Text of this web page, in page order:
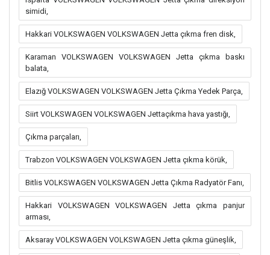
simidi,
Hakkari VOLKSWAGEN VOLKSWAGEN Jetta çıkma fren disk,
Karaman VOLKSWAGEN VOLKSWAGEN Jetta çıkma baskı
balata,
Elazığ VOLKSWAGEN VOLKSWAGEN Jetta Çıkma Yedek Parça,
Siirt VOLKSWAGEN VOLKSWAGEN Jettaçıkma hava yastığı,
Çıkma parçaları,
Trabzon VOLKSWAGEN VOLKSWAGEN Jetta çıkma körük,
Bitlis VOLKSWAGEN VOLKSWAGEN Jetta Çıkma Radyatör Fanı,
Hakkari VOLKSWAGEN VOLKSWAGEN Jetta çıkma panjur
arması,
Aksaray VOLKSWAGEN VOLKSWAGEN Jetta çıkma güneşlik,